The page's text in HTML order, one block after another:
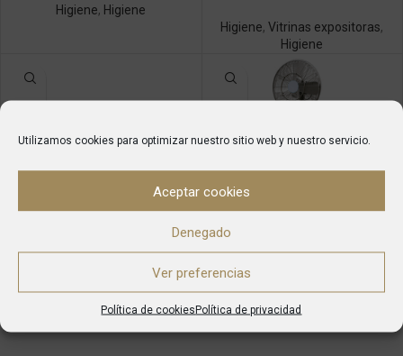
Utilizamos cookies para optimizar nuestro sitio web y nuestro servicio.
Aceptar cookies
Denegado
Ver preferencias
Política de cookiesPolítica de privacidad
Higiene, Higiene
Higiene,Vitrinas expositoras,
Higiene
Ventilador nebulizador autónomo
MOBI-COOL KEM